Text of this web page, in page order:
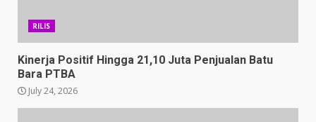
RILIS
Kinerja Positif Hingga 21,10 Juta Penjualan Batu
Bara PTBA
July 24, 2026